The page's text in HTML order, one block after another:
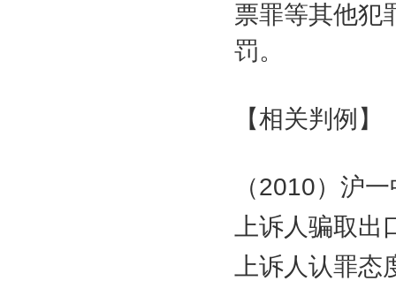
票罪等其他犯
罚。
【相关判例】
（2010）沪
上诉人骗取
上诉人认罪